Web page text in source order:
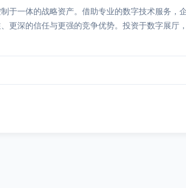
于一体的战略资产。借助专业的数字技术服务，
更深的信任与更强的竞争优势。投资于数字展厅